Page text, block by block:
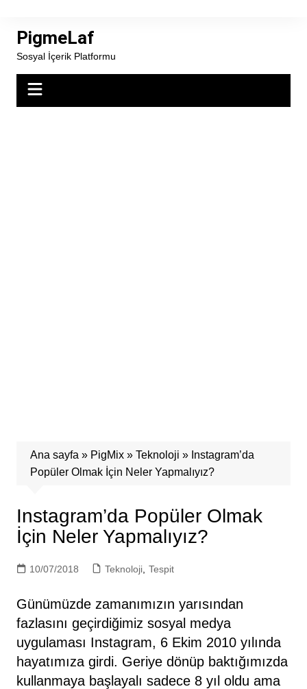
contentPigmeLaf
Sosyal İçerik Platformu
Ana sayfa » PigMix» Teknoloji » Instagram’da
Popüler Olmak İçin Neler Yapmalıyız?
Instagram’da Popüler Olmak
İçin Neler Yapmalıyız?
10/07/2018 Teknoloji, Tespit
Günümüzde zamanımızın yarısından
fazlasını geçirdiğimiz sosyal medya
uygulaması Instagram, 6 Ekim 2010 yılında
hayatımıza girdi. Geriye dönüp baktığımızda
kullanmaya başlayalı sadece 8 yıl oldu ama